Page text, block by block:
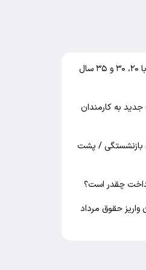
نحوه محاسبه مستمری بازنشستگی با ۲۰، ۳۰ و ۳۵ سال
به کارمندان
بازنشستگی / پشت
حقوق مرداد